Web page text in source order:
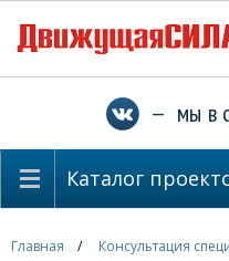
— мы в
Каталог
Главная Консультация